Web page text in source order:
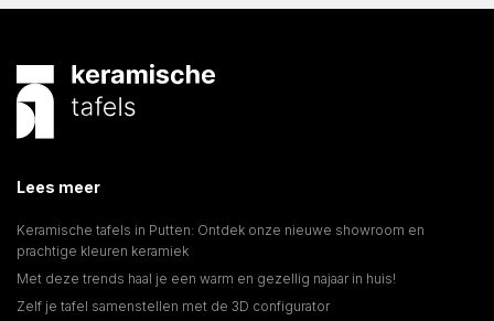
Lees meer
Keramische tafels in Putten: Ontdek onze nieuwe showroom en
prachtige kleuren keramiek
Met deze trends haal je een warm en gezellig najaar in huis!
Zelf je tafel samenstellen met de 3D configurator